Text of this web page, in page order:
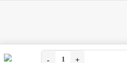
Komplett Syset: Nålar,